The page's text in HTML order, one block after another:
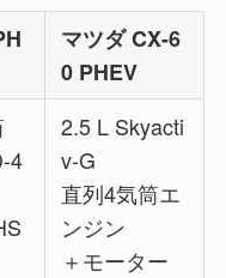
マツダ CX-6
0 PHEV
4
2.5 L Skyacti
v-G
直列4気筒エ
ンジン
＋モーター